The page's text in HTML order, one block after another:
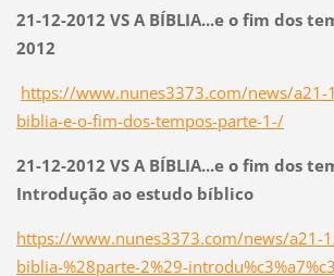
21-12-2012 VS A BÍBLIA...e o fim dos
2012
https://www.nunes3373.com/news/a21-
biblia-e-o-fim-dos-tempos-parte-1-/
21-12-2012 VS A BÍBLIA...e o fim dos
Introdução ao estudo bíblico
https://www.nunes3373.com/news/a21-
biblia-%28parte-2%29-